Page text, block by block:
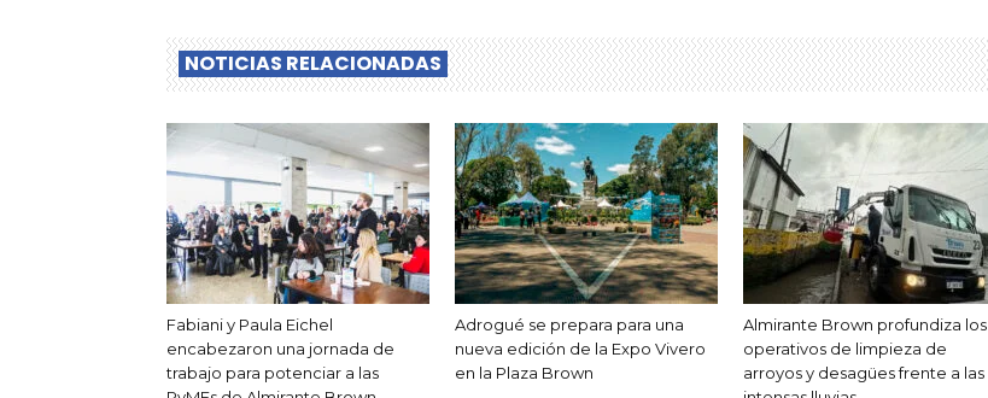
NOTICIAS RELACIONADAS
Fabiani y Paula Eichel
encabezaron una jornada de
trabajo para potenciar a las
Adrogué se prepara para una
nueva edición de la Expo Vivero
en la Plaza Brown
Almirante Brown profundiza los
operativos de limpieza de
arroyos y desagües frente a las